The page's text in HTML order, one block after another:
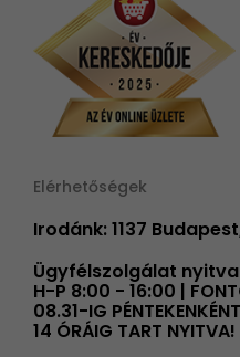
Elérhetőségek
Irodánk: 1137
Ügyfélszolgálat
H-P 8:00 - 16:00 |
08.31-IG
14 ÓRÁIG TART NYITVA!